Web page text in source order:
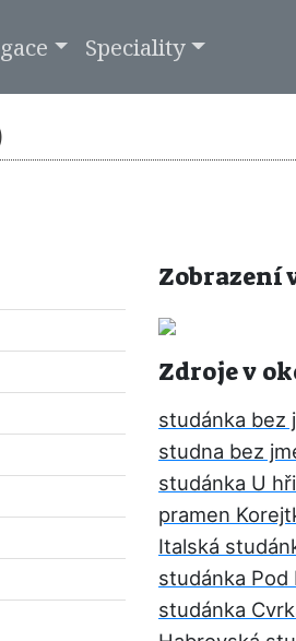
Speciality
Zobrazení
Zdroje v
studánka bez
studna bez
studánka U
pramen
Italská
studánka Pod
studánka